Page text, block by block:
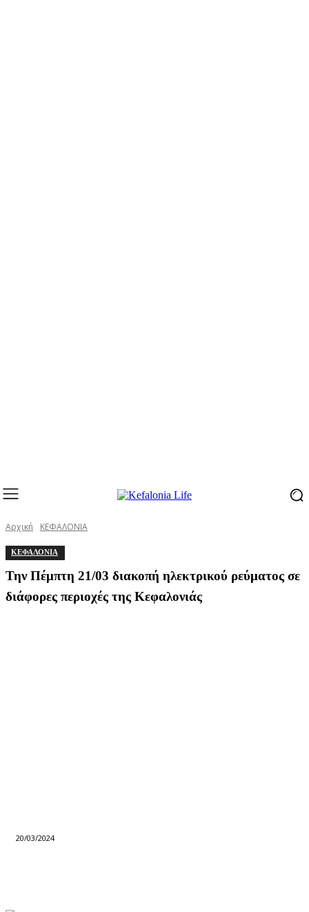
Αρχική ΚΕΦΑΛΟΝΙΑ
ΚΕΦΑΛΟΝΙΑ
Την Πέμπτη 21/03 διακοπή ηλεκτρικού ρεύματος σε
διάφορες περιοχές της Κεφαλονιάς
20/03/2024